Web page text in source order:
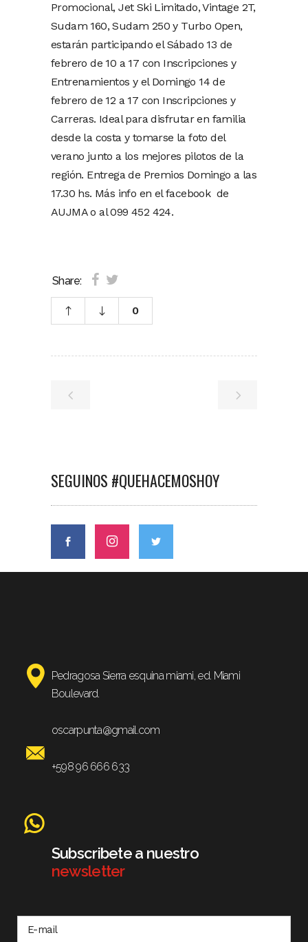
Promocional, Jet Ski Limitado, Vintage 2T,
Sudam 160, Sudam 250 y Turbo Open,
estarán participando el Sábado 13 de
febrero de 10 a 17 con Inscripciones y
Entrenamientos y el Domingo 14 de
febrero de 12 a 17 con Inscripciones y
Carreras. Ideal para disfrutar en familia
desde la costa y tomarse la foto del
verano junto a los mejores pilotos de la
región. Entrega de Premios Domingo a las
17.30 hs. Más info en el facebook de
AUJMA o al 099 452 424.
Share:
0
SEGUINOS #QUEHACEMOSHOY
Pedragosa Sierra esquina miami, ed. Miami
Boulevard.
oscarpunta@gmail.com
+598 96 666 633
Subscribete a nuestro
newsletter